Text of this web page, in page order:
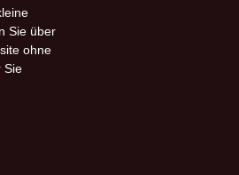
Sie über
ohne
Sie